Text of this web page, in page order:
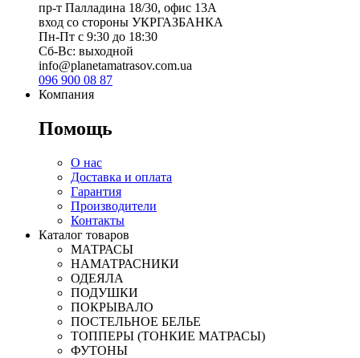
пр-т Палладина 18/30, офис 13А
вход со стороны УКРГАЗБАНКА
Пн-Пт с 9:30 до 18:30
Сб-Вс: выходной
info@planetamatrasov.com.ua
096 900 08 87
Компания
Помощь
О нас
Доставка и оплата
Гарантия
Производители
Контакты
Каталог товаров
МАТРАСЫ
НАМАТРАСНИКИ
ОДЕЯЛА
ПОДУШКИ
ПОКРЫВАЛО
ПОСТЕЛЬНОЕ БЕЛЬЕ
ТОППЕРЫ (ТОНКИЕ МАТРАСЫ)
ФУТОНЫ